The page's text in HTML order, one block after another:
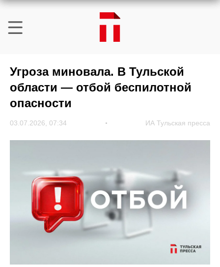
Угроза миновала. В Тульской
области — отбой беспилотной
опасности
03.07.2026, 07:34 ИА Тульская пресса